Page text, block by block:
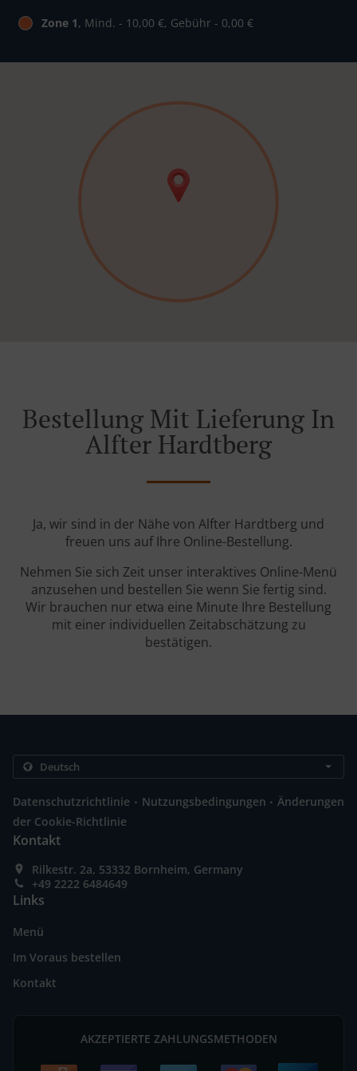
Zone 1, Mind. - 10,00 €, Gebühr - 0,00 €
Bestellung Mit Lieferung In
Alfter Hardtberg
Ja, wir sind in der Nähe von Alfter Hardtberg und
freuen uns auf Ihre Online-Bestellung.
Nehmen Sie sich Zeit unser interaktives Online-Menü
anzusehen und bestellen Sie wenn Sie fertig sind.
Wir brauchen nur etwa eine Minute Ihre Bestellung
mit einer individuellen Zeitabschätzung zu
bestätigen.
Datenschutzrichtlinie . Nutzungsbedingungen . Änderungen
der Cookie-Richtlinie
Kontakt
Rilkestr. 2a, 53332 Bornheim, Germany
+49 2222 6484649
Links
Menü
Im Voraus bestellen
Kontakt
AKZEPTIERTE ZAHLUNGSMETHODEN